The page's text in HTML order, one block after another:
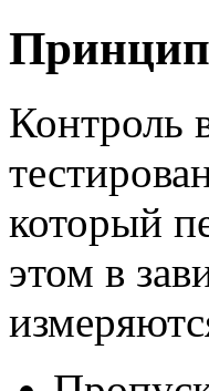
Принцип
Контроль
который
этом в